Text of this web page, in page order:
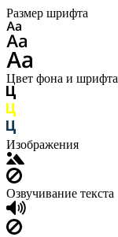
Размер шрифта
Цвет фона и шрифта
Изображения
Озвучивание текста